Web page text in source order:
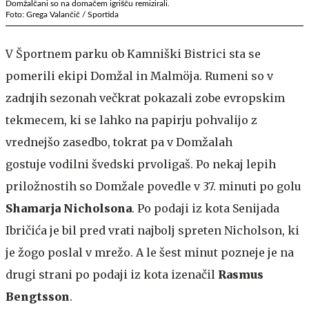
Domžalčani so na domačem igrišču remizirali.
Foto: Grega Valančič / Sportida
V Športnem parku ob Kamniški Bistrici sta se
pomerili ekipi Domžal in Malmöja. Rumeni so v
zadnjih sezonah večkrat pokazali zobe evropskim
tekmecem, ki se lahko na papirju pohvalijo z
vrednejšo zasedbo, tokrat pa v Domžalah
gostuje vodilni švedski prvoligaš. Po nekaj lepih
priložnostih so Domžale povedle v 37. minuti po golu
Shamarja Nicholsona. Po podaji iz kota Senijada
Ibričića je bil pred vrati najbolj spreten Nicholson, ki
je žogo poslal v mrežo. A le šest minut pozneje je na
drugi strani po podaji iz kota izenačil Rasmus
Bengtsson.